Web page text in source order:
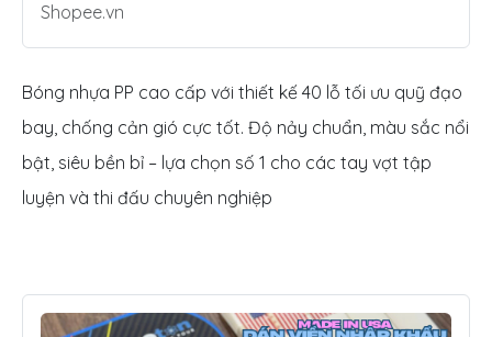
Shopee.vn
Bóng nhựa PP cao cấp với thiết kế 40 lỗ tối ưu quỹ đạo
bay, chống cản gió cực tốt. Độ nảy chuẩn, màu sắc nổi
bật, siêu bền bỉ – lựa chọn số 1 cho các tay vợt tập
luyện và thi đấu chuyên nghiệp